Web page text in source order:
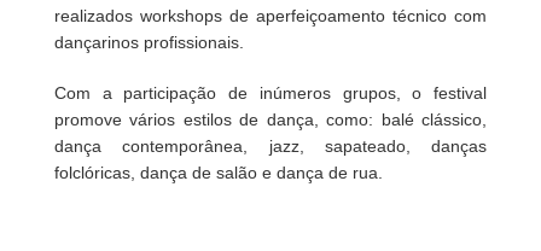
realizados workshops de aperfeiçoamento técnico com
dançarinos profissionais.
Com a participação de inúmeros grupos, o festival
promove vários estilos de dança, como: balé clássico,
dança contemporânea, jazz, sapateado, danças
folclóricas, dança de salão e dança de rua.